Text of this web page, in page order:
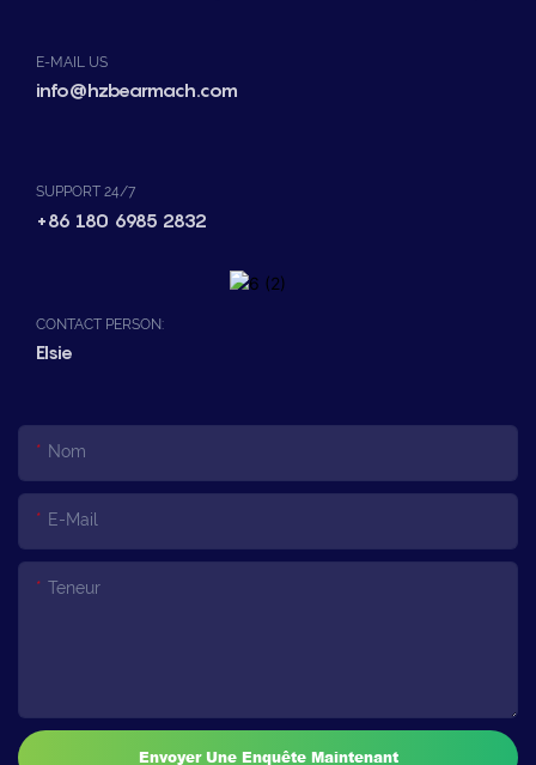
E-MAIL US
info@hzbearmach.com
SUPPORT 24/7
+86 180 6985 2832
CONTACT PERSON:
Elsie
Nom
E-Mail
Teneur
Envoyer Une Enquête Maintenant